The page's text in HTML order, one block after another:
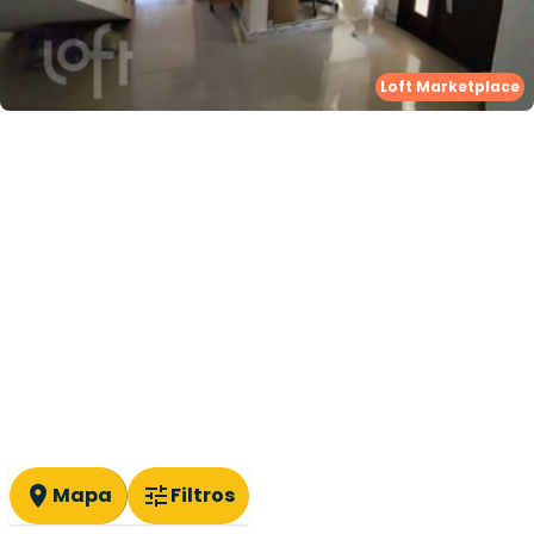
Mapa Filtros
Loft Marketplace
Whatsapp
Cód. 999756